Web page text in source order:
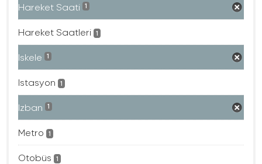
Hareket Saati 1
Hareket Saatleri 1
Iskele 1
Istasyon 1
Izban 1
Metro 1
Otobüs 1